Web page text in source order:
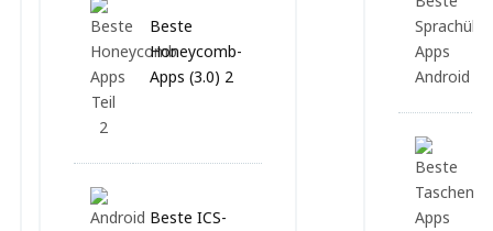
Beste
Honeycomb-
Apps (3.0) 2
Beste ICS-